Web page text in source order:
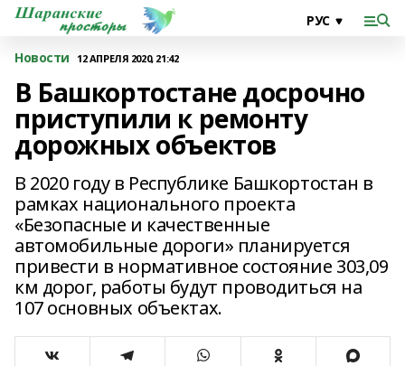
Новости 12 АПРЕЛЯ 2020, 21:42
В Башкортостане досрочно
приступили к ремонту
дорожных объектов
В 2020 году в Республике Башкортостан в
рамках национального проекта
«Безопасные и качественные
автомобильные дороги» планируется
привести в нормативное состояние 303,09
км дорог, работы будут проводиться на
107 основных объектах.